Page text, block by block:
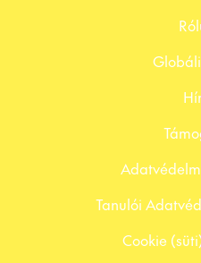
Tanulói
Cookie